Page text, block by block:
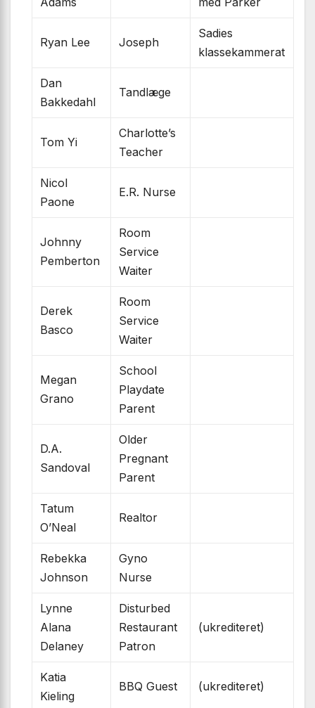
Ryan Lee Joseph
Sadies
klassekammerat
Dan
Bakkedahl
Tandlæge
Tom Yi
Charlotte’s
Teacher
Nicol
Paone
E.R. Nurse
Johnny
Pemberton
Room
Service
Waiter
Derek
Basco
Room
Service
Waiter
Megan
Grano
School
Playdate
Parent
D.A.
Sandoval
Older
Pregnant
Parent
Tatum
O’Neal
Realtor
Rebekka
Johnson
Gyno
Nurse
Lynne
Alana
Delaney
Disturbed
Restaurant
Patron
(ukrediteret)
Katia
Kieling
BBQ Guest (ukrediteret)